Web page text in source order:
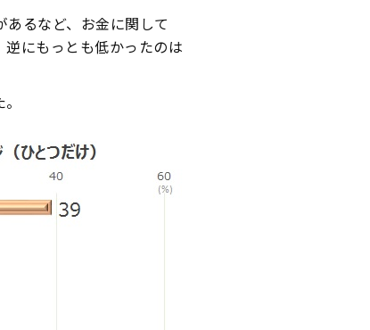
るなど、お金に関して
逆にもっとも低かったのは